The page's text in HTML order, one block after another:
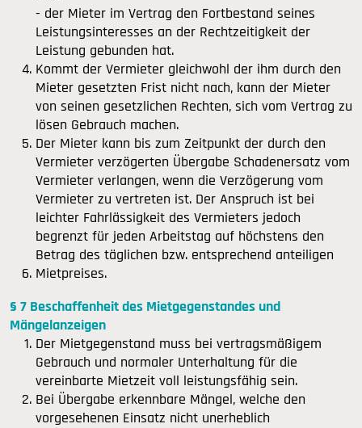
- der Mieter im Vertrag den Fortbestand seines
Leistungsinteresses an der Rechtzeitigkeit der
Leistung gebunden hat.
Kommt der Vermieter gleichwohl der ihm durch den
Mieter gesetzten Frist nicht nach, kann der Mieter
von seinen gesetzlichen Rechten, sich vom Vertrag zu
lösen Gebrauch machen.
Der Mieter kann bis zum Zeitpunkt der durch den
Vermieter verzögerten Übergabe Schadenersatz vom
Vermieter verlangen, wenn die Verzögerung vom
Vermieter zu vertreten ist. Der Anspruch ist bei
leichter Fahrlässigkeit des Vermieters jedoch
begrenzt für jeden Arbeitstag auf höchstens den
Betrag des täglichen bzw. entsprechend anteiligen
Mietpreises.
§ 7 Beschaffenheit des Mietgegenstandes und
Mängelanzeigen
Der Mietgegenstand muss bei vertragsmäßigem
Gebrauch und normaler Unterhaltung für die
vereinbarte Mietzeit voll leistungsfähig sein.
Bei Übergabe erkennbare Mängel, welche den
vorgesehenen Einsatz nicht unerheblich